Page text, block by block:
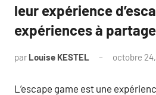
leur expérience
expériences à
par Louise KESTEL octobre
L’escape game est une